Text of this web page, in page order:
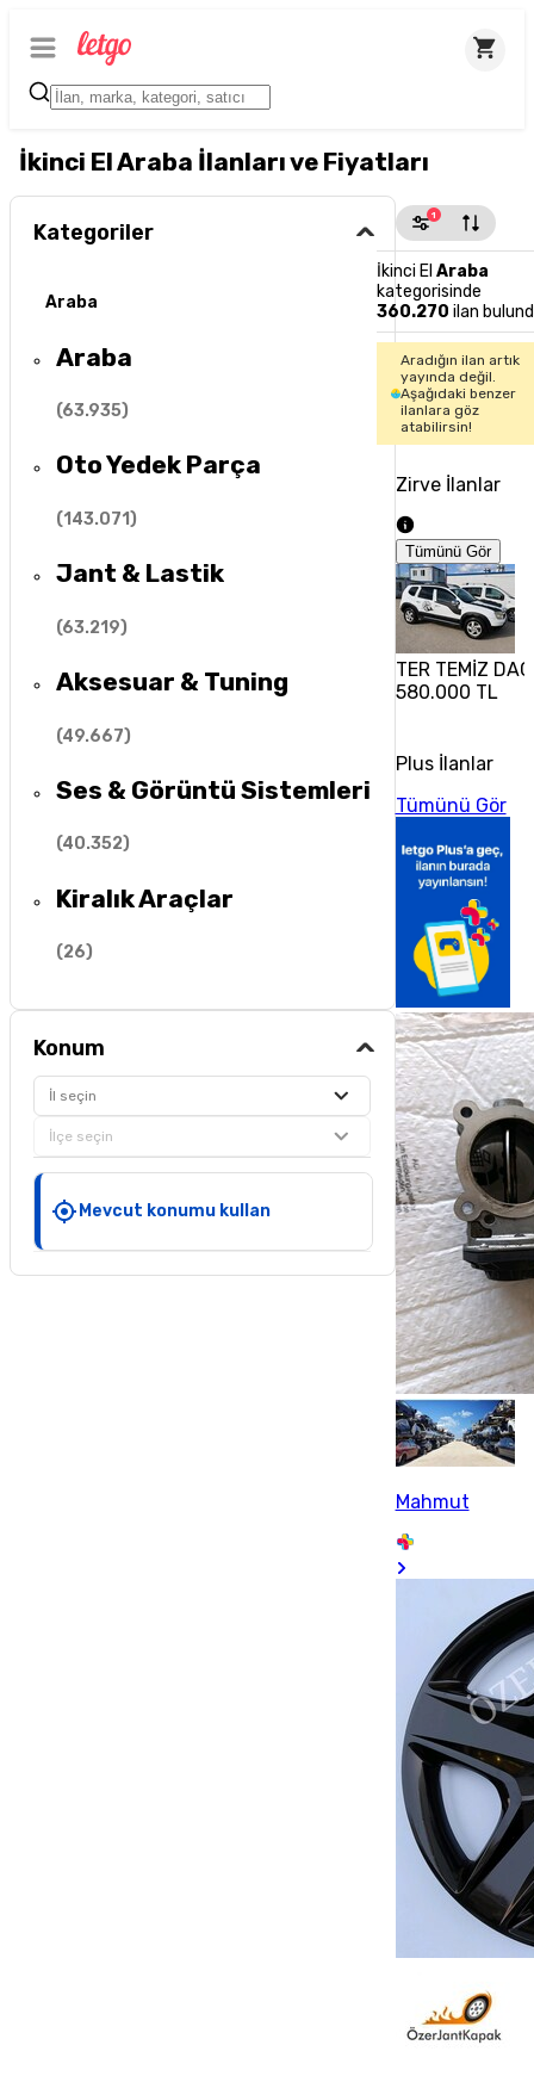
İkinci El Araba İlanları ve Fiyatları
Kategoriler
Araba
Araba
(63.935)
Oto Yedek Parça
(143.071)
Jant & Lastik
(63.219)
Aksesuar & Tuning
(49.667)
Ses & Görüntü Sistemleri
(40.352)
Kiralık Araçlar
(26)
Konum
İl seçin
İlçe seçin
Mevcut konumu kullan
1
İkinci El Araba
kategorisinde
360.270 ilan
Aradığın ilan artık
yayında değil.
Aşağıdaki benzer
ilanlara göz
atabilirsin!
Zirve İlanlar
Tümünü Gör
TER TEMİZ
580.000 TL
Plus İlanlar
Tümünü Gör
Mahmut